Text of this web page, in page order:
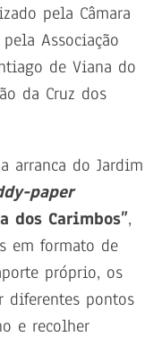
pela Câmara
Associação
de Viana do
da Cruz dos
arranca do Jardim
paper
dos Carimbos”,
em formato de
próprio, os
diferentes pontos
e recolher